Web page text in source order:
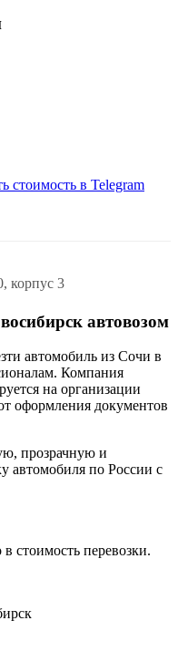
стоимость в Telegram
корпус 3
автовозом
автомобиль из Сочи в
Компания
на организации
оформления документов
прозрачную и
автомобиля по России с
стоимость перевозки.